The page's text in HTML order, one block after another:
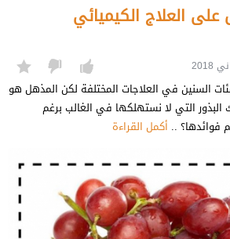
العلاج الكيميائي
السنين في العلاجات المختلفة لكن المذهل هو
البذور التي لا نستهلكها في الغالب برغم
فوائدها؟ .. أكمل القراءة